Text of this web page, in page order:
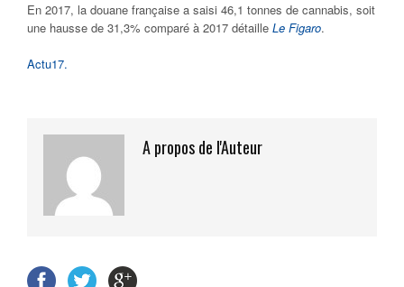
En 2017, la douane française a saisi 46,1 tonnes de cannabis, soit
une hausse de 31,3% comparé à 2017 détaille Le Figaro.
Actu17.
A propos de l'Auteur